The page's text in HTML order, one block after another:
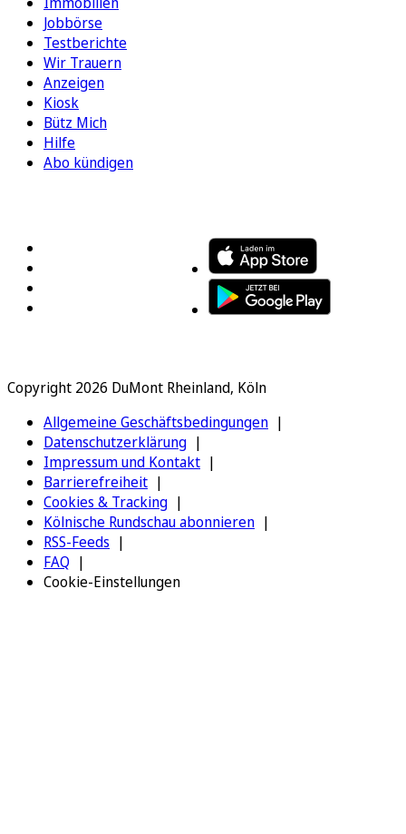
Jobbörse
Testberichte
Wir Trauern
Anzeigen
Kiosk
Bütz Mich
Hilfe
Abo kündigen
Copyright 2026 DuMont Rheinland, Köln
Allgemeine Geschäftsbedingungen
Datenschutzerklärung
Impressum und Kontakt
Barrierefreiheit
Cookies & Tracking
Kölnische Rundschau abonnieren
RSS-Feeds
FAQ
Cookie-Einstellungen